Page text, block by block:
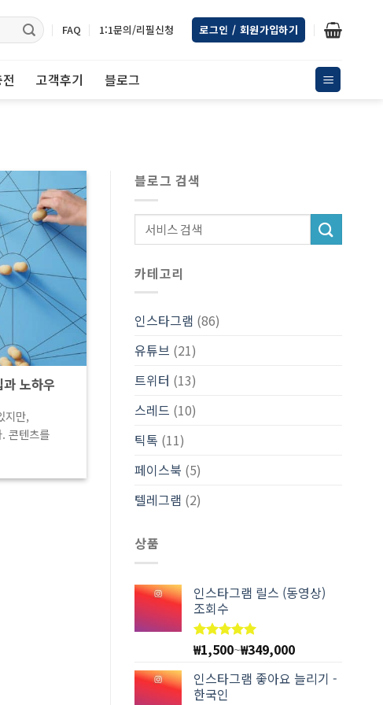
FAQ 1:1문의/리필신청 로그인 / 회원가입하기
고객후기 블로그
노하우
지만,
콘텐츠를
블로그 검색
카테고리
인스타그램 (86)
유튜브 (21)
트위터 (13)
스레드 (10)
틱톡 (11)
페이스북 (5)
텔레그램 (2)
상품
인스타그램 릴스 (동영상)
조회수
5 중에서
4.97
평가됨
₩1,500~₩349,000
인스타그램 좋아요 늘리기 -
한국인